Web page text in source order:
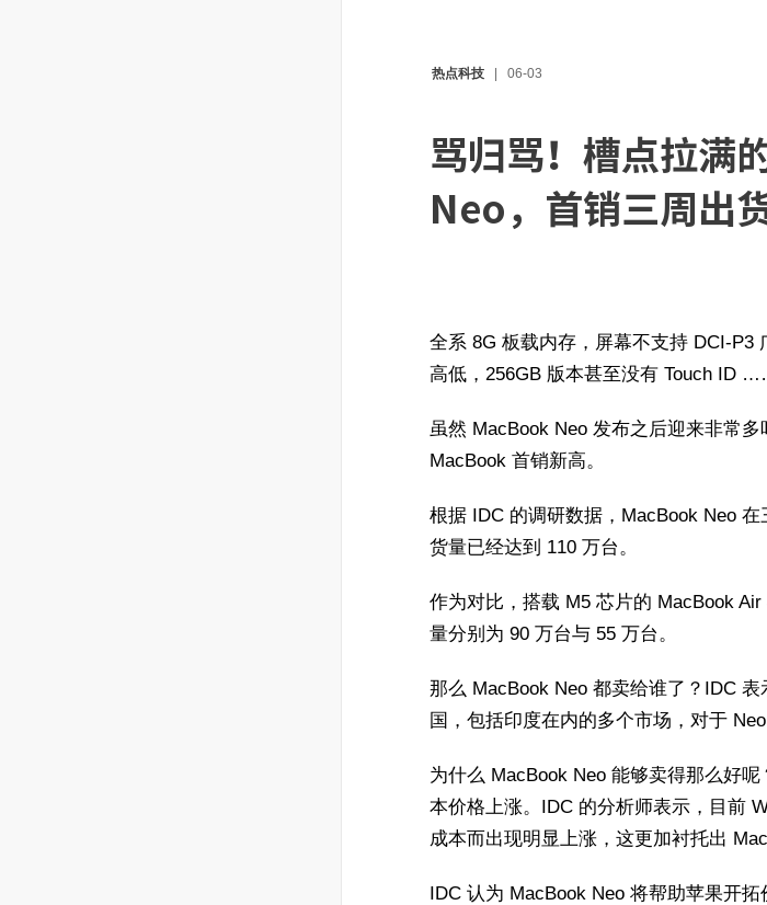
热点科技 06-03
骂归骂！槽点拉满
Neo，首销三周出
全系 8G 板载内存，屏幕不支持 DCI-P3
高低，256GB 版本甚至没有 Touch ID
虽然 MacBook Neo 发布之后迎来非常
MacBook 首销新高。
根据 IDC 的调研数据，MacBook Neo
货量已经达到 110 万台。
作为对比，搭载 M5 芯片的 MacBook
量分别为 90 万台与 55 万台。
那么 MacBook Neo 都卖给谁了？IDC
国，包括印度在内的多个市场，对于
为什么 MacBook Neo 能够卖得那么好
本价格上涨。IDC 的分析师表示，目前
成本而出现明显上涨，这更加衬托出
IDC 认为 MacBook Neo 将帮助苹果开